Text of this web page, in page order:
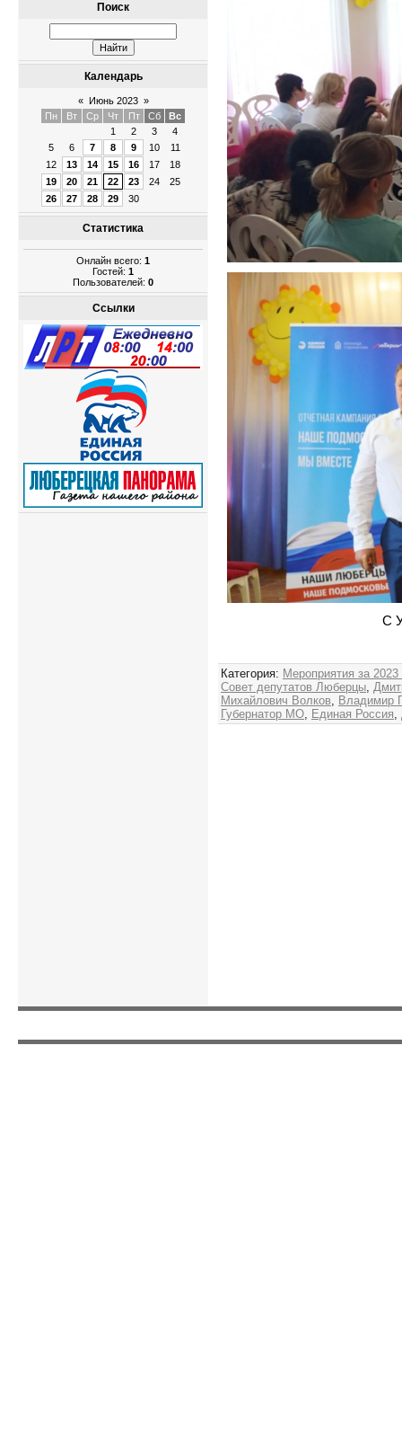
Поиск
Календарь
« Июнь 2023 »
Пн
Вт Ср Чт Пт Сб
Вс
1
2 3
4
5
6 7 8 9 10
11
12
13 14 15 16 17
18
19
20 21 22 23 24
25
26
27 28 29 30
Статистика
Онлайн всего: 1
Гостей: 1
Пользователей: 0
Ссылки
С
Категория: Мероприятия за 2023
Совет депутатов Люберцы
Михайлович Волков Владимир
Губернатор МО Единая Россия